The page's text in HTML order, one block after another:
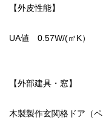
【外皮性能】
UA値 0.57W/(㎡K）
【外部建具・窓】
木製製作玄関格ドア（ペ